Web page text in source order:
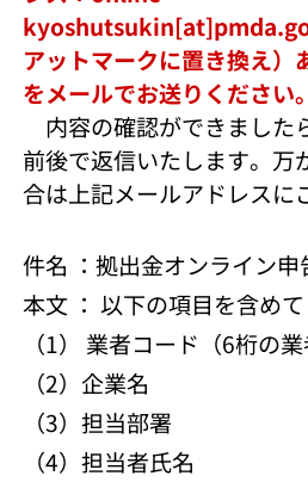
アットマークに置き換え）
をメールでお送りください。
内容の確認ができました
前後で返信いたします。万
合は上記メールアドレスに
件名 ：拠出金オンライン申
本文 ： 以下の項目を含めて
（1） 業者コード（6桁の業
（2）企業名
（3）担当部署
（4）担当者氏名